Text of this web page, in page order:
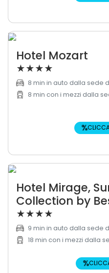
Hotel Mozart
★★★★
8 min in auto dalla sede
8 min con i mezzi dalla
%
Hotel Mirage,
Collection by
★★★★
9 min in auto dalla sede
18 min con i mezzi dalla
%